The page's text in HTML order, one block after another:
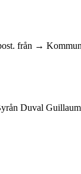
från →
Duval